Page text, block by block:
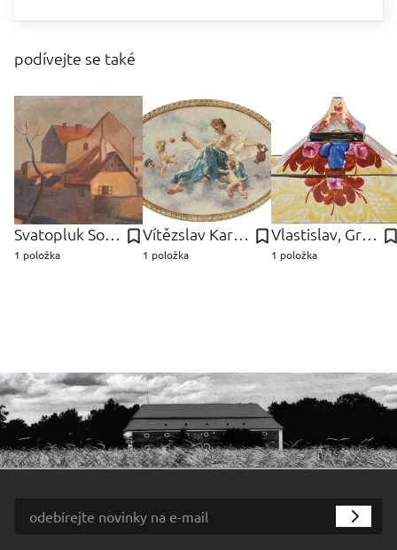
podívejte se také
Svatopluk Souček
1 položka
Vítězslav Karel Mašek
1 položka
Vlastislav, Graniton Hofman
1 položka